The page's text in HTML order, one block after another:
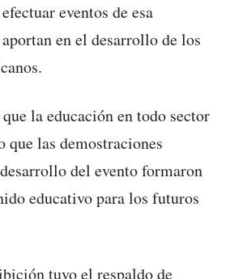
eventos de esa
en el desarrollo de los
la educación en todo sector
que las demostraciones
del evento formaron
educativo para los futuros
tuvo el respaldo de